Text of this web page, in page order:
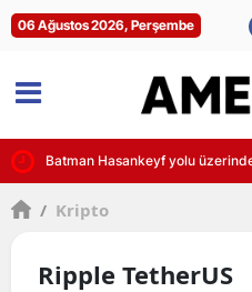
06 Ağustos 2026, Perşembe
başladı
Batman Hasankeyf yolu
/ Kripto
Ripple TetherUS